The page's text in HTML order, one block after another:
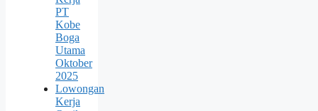
PT
Kobe
Boga
Utama
Oktober
2025
Lowongan
Kerja